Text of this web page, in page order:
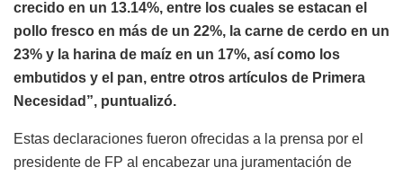
crecido en un 13.14%, entre los cuales se estacan el
pollo fresco en más de un 22%, la carne de cerdo en un
23% y la harina de maíz en un 17%, así como los
embutidos y el pan, entre otros artículos de Primera
Necesidad”, puntualizó.
Estas declaraciones fueron ofrecidas a la prensa por el
presidente de FP al encabezar una juramentación de